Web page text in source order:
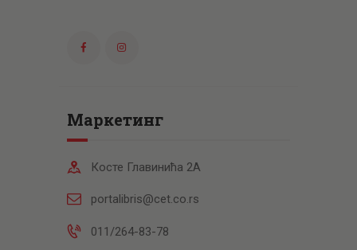
Маркетинг
Косте Главинића 2А
portalibris@cet.co.rs
011/264-83-78